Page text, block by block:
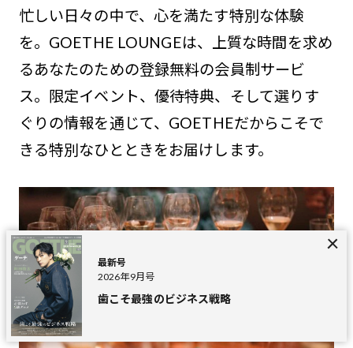
忙しい日々の中で、心を満たす特別な体験
を。GOETHE LOUNGEは、上質な時間を求め
るあなたのための登録無料の会員制サービ
ス。限定イベント、優待特典、そして選りす
ぐりの情報を通じて、GOETHEだからこそで
きる特別なひとときをお届けします。
最新号
2026年9月号
歯こそ最強のビジネス戦略